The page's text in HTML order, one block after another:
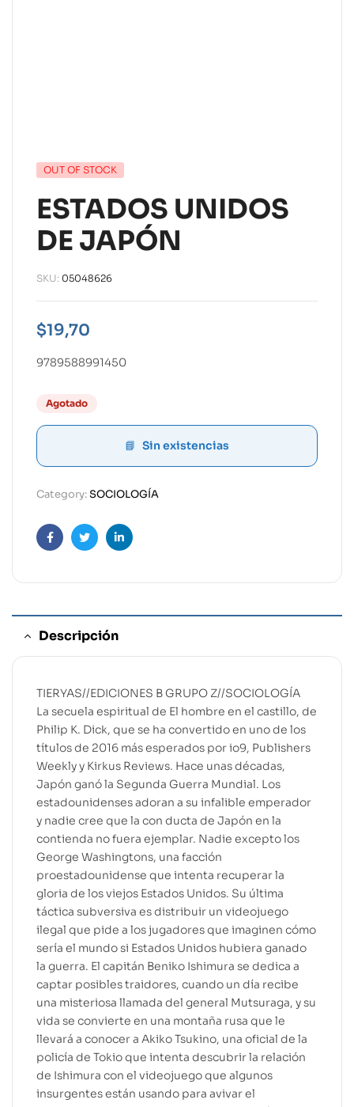
OUT OF STOCK
ESTADOS UNIDOS
DE JAPÓN
SKU: 05048626
$19,70
9789588991450
Agotado
Sin existencias
Category:SOCIOLOGÍA
FacebookTwitterLinkedin
Descripción
TIERYAS//EDICIONES B GRUPO Z//SOCIOLOGÍA
La secuela espiritual de El hombre en el castillo, de
Philip K. Dick, que se ha convertido en uno de los
títulos de 2016 más esperados por io9, Publishers
Weekly y Kirkus Reviews. Hace unas décadas,
Japón ganó la Segunda Guerra Mundial. Los
estadounidenses adoran a su infalible emperador
y nadie cree que la con ducta de Japón en la
contienda no fuera ejemplar. Nadie excepto los
George Washingtons, una facción
proestadounidense que intenta recuperar la
gloria de los viejos Estados Unidos. Su última
táctica subversiva es distribuir un videojuego
ilegal que pide a los jugadores que imaginen cómo
sería el mundo si Estados Unidos hubiera ganado
la guerra. El capitán Beniko Ishimura se dedica a
captar posibles traidores, cuando un día recibe
una misteriosa llamada del general Mutsuraga, y su
vida se convierte en una montaña rusa que le
llevará a conocer a Akiko Tsukino, una oficial de la
policía de Tokio que intenta descubrir la relación
de Ishimura con el videojuego que algunos
insurgentes están usando para avivar el